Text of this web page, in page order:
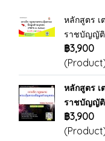
หลักสูตร เ
ราชบัญญัติ
฿3,900
หลักสูตร เ
ราชบัญญัติ
฿3,900